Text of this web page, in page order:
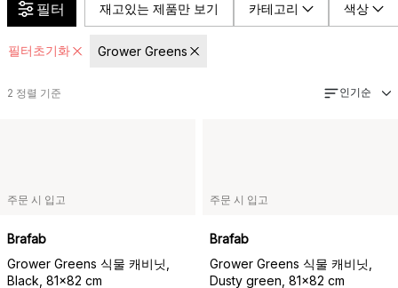
필터 재고있는 제품만 보기 카테고리 색상
필터초기화 Grower Greens
2 정렬 기준 인기순
주문 시 입고
Brafab
Grower Greens 식물 캐비닛,
Black, 81x82 cm
주문 시 입고
Brafab
Grower Greens 식물 캐비닛,
Dusty green, 81x82 cm